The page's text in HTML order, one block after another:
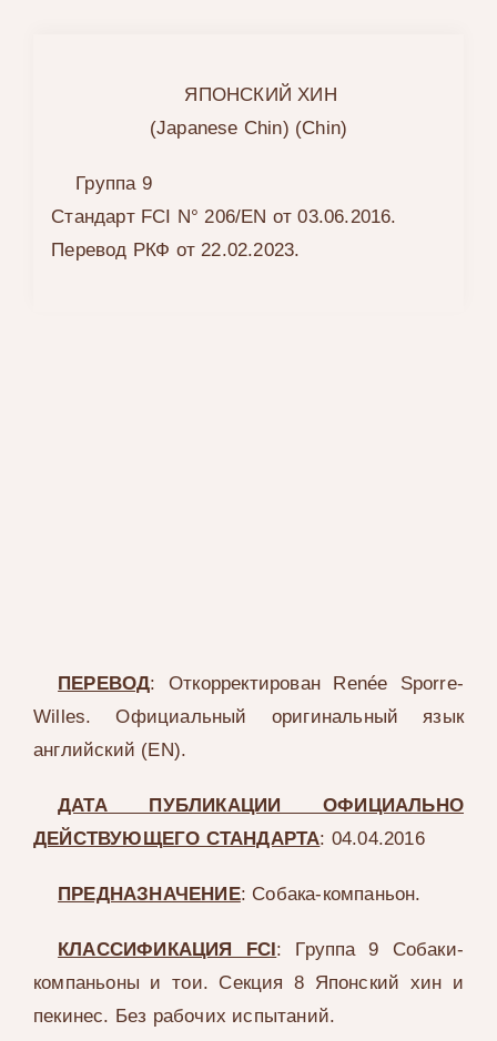
ЯПОНСКИЙ ХИН
(Japanese Chin) (Chin)
Группа 9
Стандарт FCI N° 206/EN от 03.06.2016.
Перевод РКФ от 22.02.2023.
ПЕРЕВОД: Откорректирован Renée Sporre-
Willes. Официальный оригинальный язык
английский (EN).
ДАТА ПУБЛИКАЦИИ ОФИЦИАЛЬНО
ДЕЙСТВУЮЩЕГО СТАНДАРТА: 04.04.2016
ПРЕДНАЗНАЧЕНИЕ: Собака-компаньон.
КЛАССИФИКАЦИЯ FCI : Группа 9 Собаки-
компаньоны и тои. Секция 8 Японский хин и
пекинес. Без рабочих испытаний.